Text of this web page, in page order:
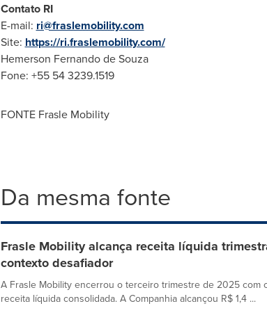
Contato RI
E-mail: ri@fraslemobility.com
Site: https://ri.fraslemobility.com/
Hemerson Fernando de Souza
Fone: +55 54 3239.1519
FONTE Frasle Mobility
Da mesma fonte
Frasle Mobility alcança receita líquida
contexto desafiador
A Frasle Mobility encerrou o terceiro trimestre de 2025 com
receita líquida consolidada. A Companhia alcançou R$ 1,4 ...